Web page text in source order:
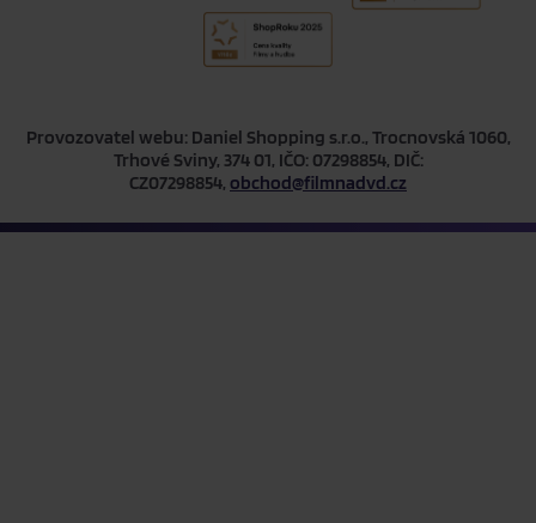
Provozovatel webu: Daniel Shopping s.r.o., Trocnovská 1060,
Trhové Sviny, 374 01, IČO: 07298854, DIČ:
CZ07298854, obchod@filmnadvd.cz